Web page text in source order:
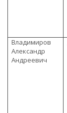
Владимиров
Александр
Андреевич